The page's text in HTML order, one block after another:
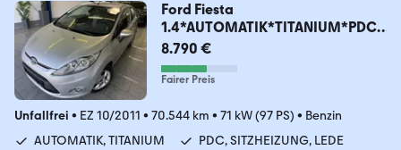
Ford Fiesta
1.4*AUTOMATIK*TITANIUM*PDC*
SHZ*USB*KEYFRE
8.790 €
Fairer Preis
Unfallfrei • EZ 10/2011 • 70.544 km • 71 kW (97 PS) • Benzin
AUTOMATIK, TITANIUM
PDC, SITZHEIZUNG, LEDE